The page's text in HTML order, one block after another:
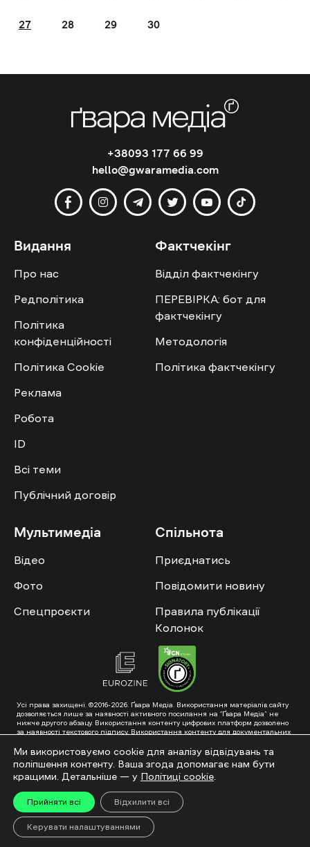
27 28 29 30
+38093 177 66 99
hello@gwaramedia.com
Видання
Про нас
Редполітика
Політика
конфіденційності
Політика Cookie
Реклама
Робота
ID
Всі теми
Публічний договір
Фактчекінг
Відділ фактчекінгу
ПЕРЕВІРКА: бот для
фактчекінгу
Методологія
Політика фактчекінгу
Мультимедіа
Відео
Фото
Спецпроєкти
Спільнота
Приєднатись
Повідомити новину
Правила публікації
Колонок
Усі права захищені. ©2016-2026. Ґвара Медіа. Використання матеріалів сайту
дозволяється лише за наявності активного посилання на “Ґвара Медіа” не
нижче другого абзацу. Використання контенту цифрових платформ дозволено
за наявності текстового підпису. Використання контенту для документальних
схвалення від редакції.
Суб’єкт у сфері онлайн-медіа; ідентифікатор медіа – R40-01353. Поштова
адреса: ГО «Ґвара Медіа», 61057, Харків, вул. Гоголя, 14, абонентська скринька
№7400
Підкинь нам тему на пошту – hello@gwaramedia.com
Модернізація сайту:
Ми використовуємо cookie для аналізу відвідувань та
поліпшення контенту. Ваша згода допомагає нам бути
кращими. Детальніше — у Політиці cookie
Прийняти всі Відхилити всі
Керувати налаштуваннями